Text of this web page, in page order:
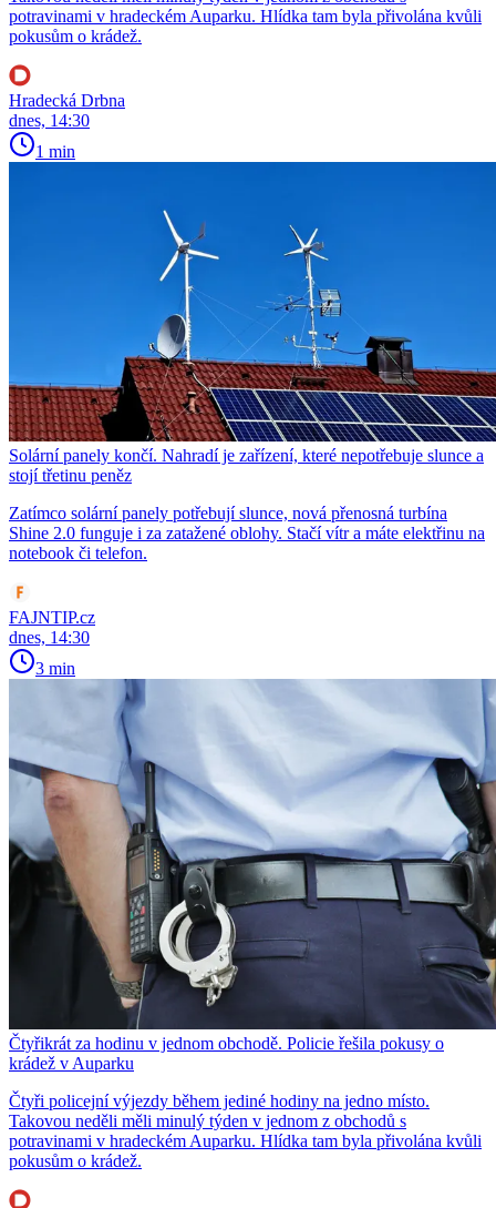
potravinami v hradeckém Auparku. Hlídka tam byla přivolána kvůli
pokusům o krádež.
Hradecká Drbna
dnes, 14:30
1 min
Solární panely končí. Nahradí je zařízení, které nepotřebuje slunce a
stojí třetinu peněz
Zatímco solární panely potřebují slunce, nová přenosná turbína
Shine 2.0 funguje i za zatažené oblohy. Stačí vítr a máte elektřinu na
notebook či telefon.
FAJNTIP.cz
dnes, 14:30
3 min
Čtyřikrát za hodinu v jednom obchodě. Policie řešila pokusy o
krádež v Auparku
Čtyři policejní výjezdy během jediné hodiny na jedno místo.
Takovou neděli měli minulý týden v jednom z obchodů s
potravinami v hradeckém Auparku. Hlídka tam byla přivolána kvůli
pokusům o krádež.